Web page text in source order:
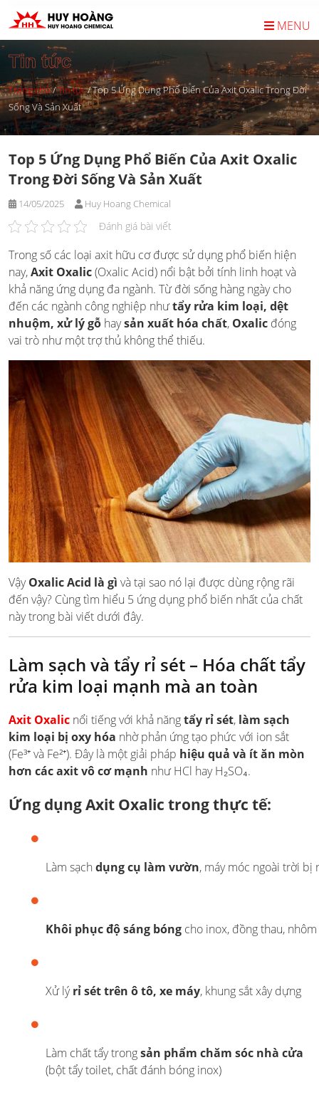
Skip
to
content
MENU
Tin tức
Trang chủ/Tin tức/Top 5 Ứng Dụng Phổ Biến Của Axit Oxalic Trong Đời
Sống Và Sản Xuất
Top 5 Ứng Dụng Phổ Biến Của Axit Oxalic
Trong Đời Sống Và Sản Xuất
14/05/2025 Huy Hoang Chemical
Đánh giá bài viết
Trong số các loại axit hữu cơ được sử dụng phổ biến hiện
nay,Axit Oxalic(Oxalic Acid) nổi bật bởi tính linh hoạt và
khả năng ứng dụng đa ngành. Từ đời sống hàng ngày cho
đến các ngành công nghiệp nhưtẩy rửa kim loại, dệt
nhuộm, xử lý gỗ haysản xuất hóa chất, Oxalic đóng
vai trò như một trợ thủ không thể thiếu.
VậyOxalic Acid là gì và tại sao nó lại được dùng rộng rãi
đến vậy? Cùng tìm hiểu 5 ứng dụng phổ biến nhất của chất
này trong bài viết dưới đây.
Làm sạch và tẩy rỉ sét – Hóa chất tẩy
rửa kim loại mạnh mà an toàn
Axit Oxalic nổi tiếng với khả năngtẩy rỉ sét, làm sạch
kim loại bị oxy hóa nhờ phản ứng tạo phức với ion sắt
(Fe³⁺ và Fe²⁺). Đây là một giải pháp hiệu quả và ít ăn mòn
hơn các axit vô cơ mạnh như HCl hay H₂SO₄.
Ứng dụng Axit Oxalic trong thực tế:
Làm sạch dụng cụ làm vườn, máy móc ngoài trời bị
Khôi phục độ sáng bóng cho inox, đồng thau, nhôm
Xử lýrỉ sét trên ô tô, xe máy, khung sắt xây dựng
Làm chất tẩy trongsản phẩm chăm sóc nhà cửa
(bột tẩy toilet, chất đánh bóng inox)